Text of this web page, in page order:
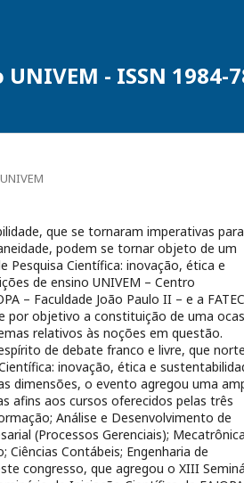
- ISSN 1984-
que se tornaram imperativas
podem se tornar objeto de um
Científica: inovação, ética e
de ensino UNIVEM – Centro
– Faculdade João Paulo II – e a
por objetivo a constituição de uma
relativos às noções em questão.
de debate franco e livre, que
inovação, ética e
dimensões, o evento agregou uma
afins aos cursos oferecidos pelas três
Análise e Desenvolvimento de
(Processos Gerenciais);
Contábeis; Engenharia de
congresso, que agregou o XIII